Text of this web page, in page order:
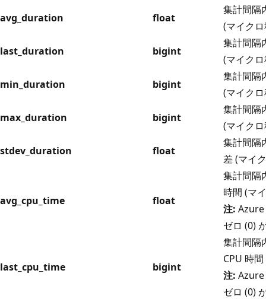
avg_duration
float
集計間隔
(マイク
last_duration
bigint
集計間隔
(マイク
min_duration
bigint
集計間隔
(マイク
max_duration
bigint
集計間隔
(マイク
stdev_duration
float
集計間隔
差 (マイ
avg_cpu_time float
集計間隔
時間 (マ
注: Azure
ゼロ (0)
last_cpu_time bigint
集計間隔
CPU 時
注: Azure
ゼロ (0)